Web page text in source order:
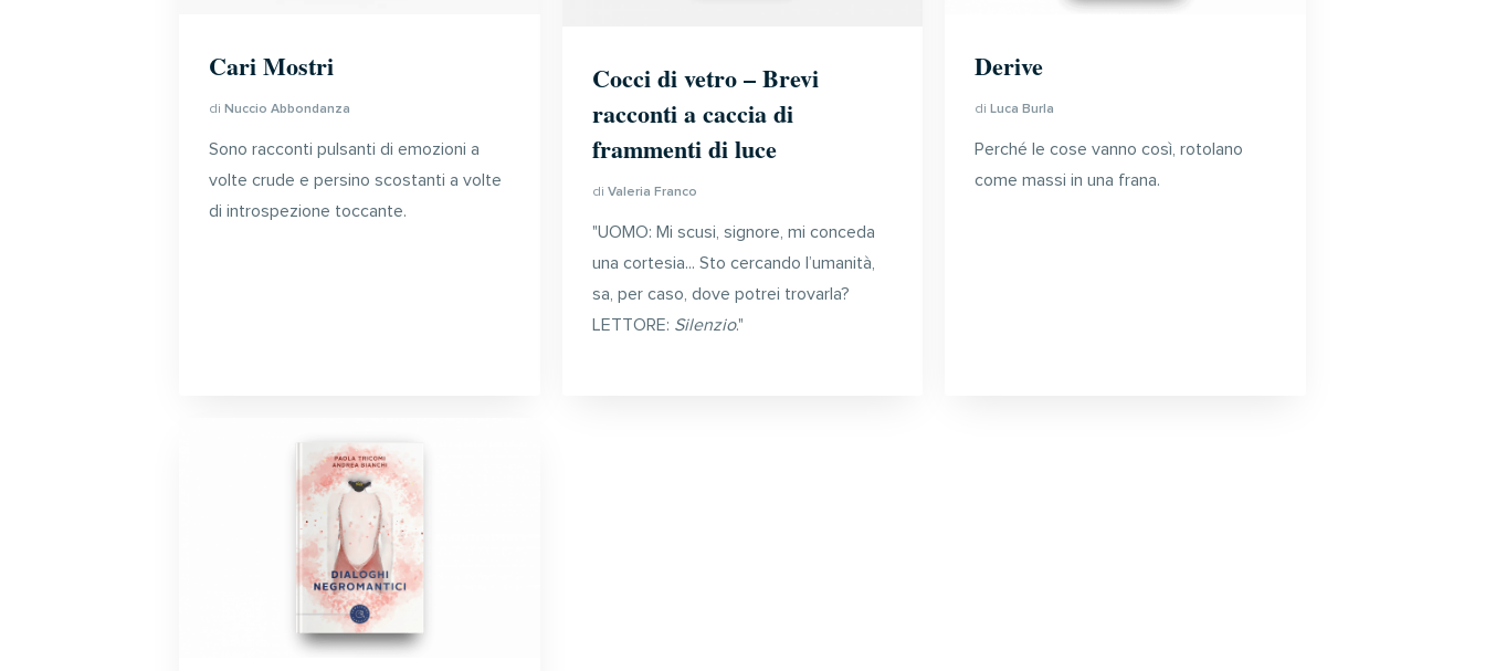
Cari Mostri
di Nuccio Abbondanza
Sono racconti pulsanti di emozioni a
volte crude e persino scostanti a volte
di introspezione toccante.
Cocci di vetro – Brevi
racconti a caccia di
frammenti di luce
di Valeria Franco
"UOMO: Mi scusi, signore, mi conceda
una cortesia... Sto cercando l’umanità,
sa, per caso, dove potrei trovarla?
LETTORE: Silenzio."
Derive
di Luca Burla
Perché le cose vanno così, rotolano
come massi in una frana.